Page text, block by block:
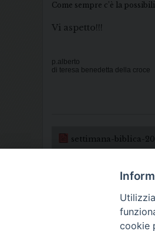
Come sempre c’è la
Vi aspetto!!!
p.alberto
di teresa benedetta della croce
settimana-biblica-
cookie